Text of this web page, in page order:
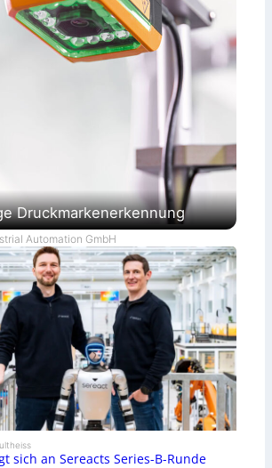
Druckmarkenerkennung
Automation GmbH
sich an Sereacts Series-B-Runde